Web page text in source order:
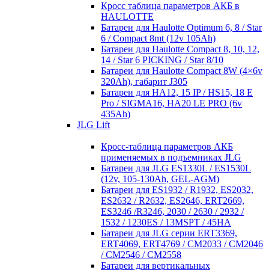
Кросc таблица параметров АКБ в
HAULOTTE
Батареи для Haulotte Optimum 6, 8 / Star
6 / Compact 8mt (12v 105Ah)
Батареи для Haulotte Compact 8, 10, 12,
14 / Star 6 PICKING / Star 8/10
Батареи для Haulotte Compact 8W (4×6v
320Ah), габарит J305
Батареи для HA12, 15 IP / HS15, 18 E
Pro / SIGMA16, HA20 LE PRO (6v
435Ah)
JLG Lift
Кросc-таблица параметров АКБ
применяемых в подъемниках JLG
Батареи для JLG ES1330L / ES1530L
(12v, 105-130Ah, GEL-AGM)
Батареи для ES1932 / R1932, ES2032,
ES2632 / R2632, ES2646, ERT2669,
ES3246 /R3246, 2030 / 2630 / 2932 /
1532 / 1230ES / 13MSPT / 45HA
Батареи для JLG серии ERT3369,
ERT4069, ERT4769 / CM2033 / CM2046
/ CM2546 / CM2558
Батареи для вертикальных